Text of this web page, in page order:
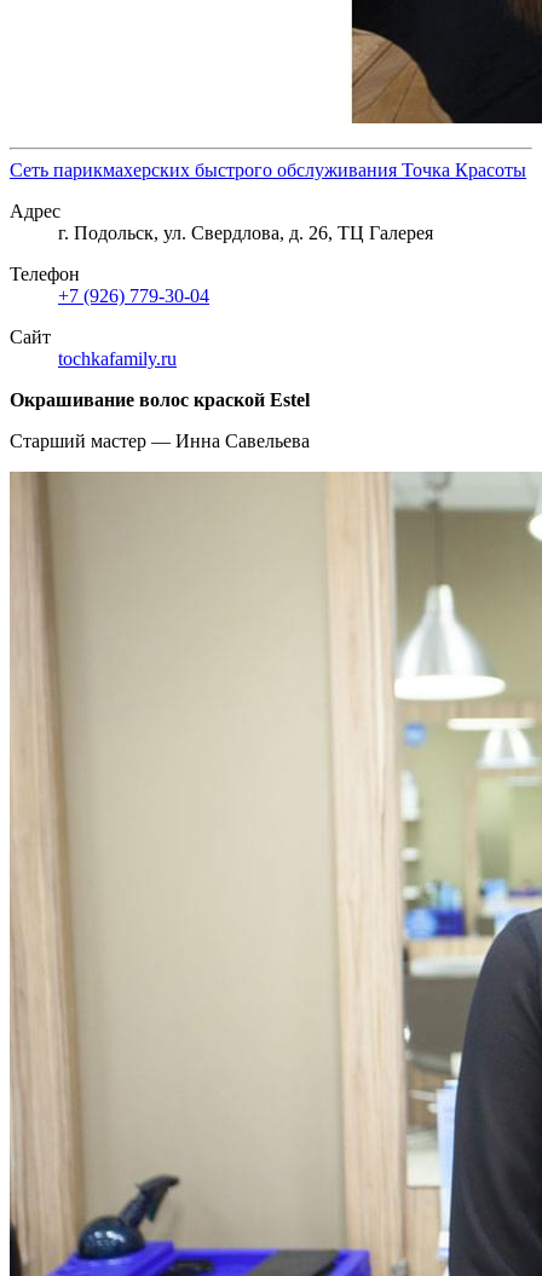
Сеть парикмахерских быстрого обслуживания Точка Красоты
Адрес
г. Подольск, ул. Свердлова, д. 26, ТЦ Галерея
Телефон
+7 (926) 779-30-04
Сайт
tochkafamily.ru
Окрашивание волос краской Estel
Старший мастер — Инна Савельева